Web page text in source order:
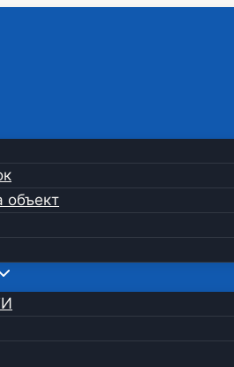
объект